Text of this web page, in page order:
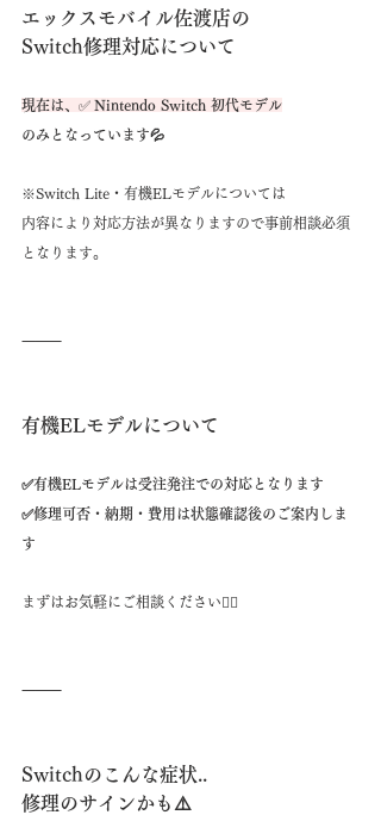
エックスモバイル佐渡店の
Switch修理対応について
現在は、 ✅ Nintendo Switch 初代モデル
のみとなっています💦
※Switch Lite・有機ELモデルについては
内容により対応方法が異なりますので事前相談必須
となります。
⸻
有機ELモデルについて
✅有機ELモデルは受注発注での対応となります
✅修理可否・納期・費用は状態確認後のご案内しま
す
まずはお気軽にご相談ください🙂‍↕️
⸻
Switchのこんな症状..
修理のサインかも⚠️